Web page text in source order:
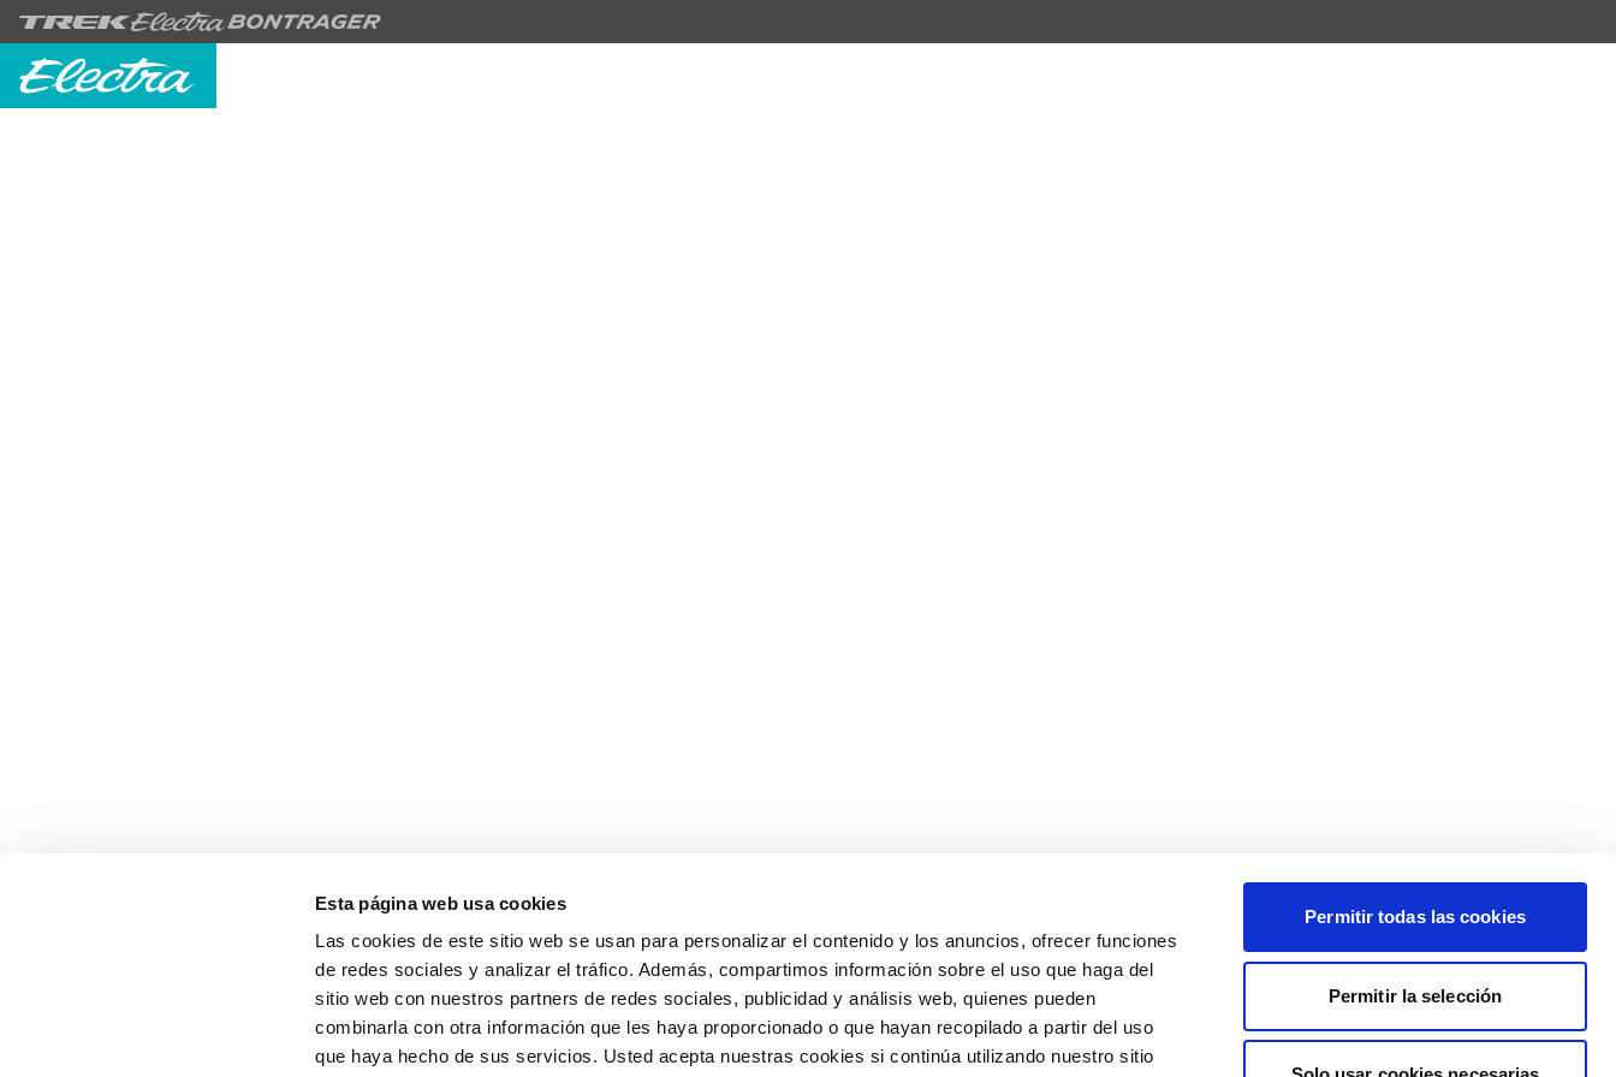
Esta página web usa cookies
Las cookies de este sitio web se usan para personalizar el contenido y los anuncios, ofrecer funciones
de redes sociales y analizar el tráfico. Además, compartimos información sobre el uso que haga del
sitio web con nuestros partners de redes sociales, publicidad y análisis web, quienes pueden
combinarla con otra información que les haya proporcionado o que hayan recopilado a partir del uso
que haya hecho de sus servicios. Usted acepta nuestras cookies si continúa utilizando nuestro sitio
Permitir todas las cookies
Permitir la selección